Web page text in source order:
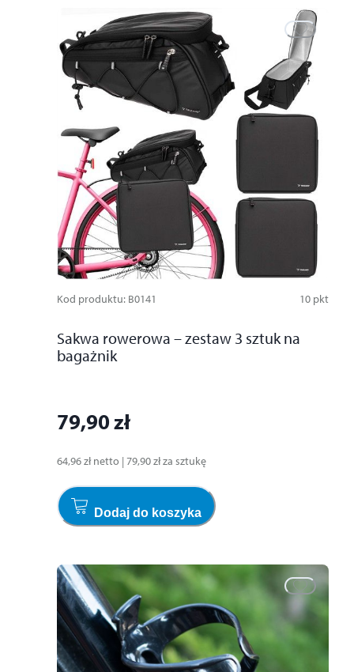
Kod produktu: B0141 10 pkt
Sakwa rowerowa – zestaw 3 sztuk na
bagażnik
79,90 zł
64,96 zł netto | 79,90 złza sztukę
Dodaj do koszyka